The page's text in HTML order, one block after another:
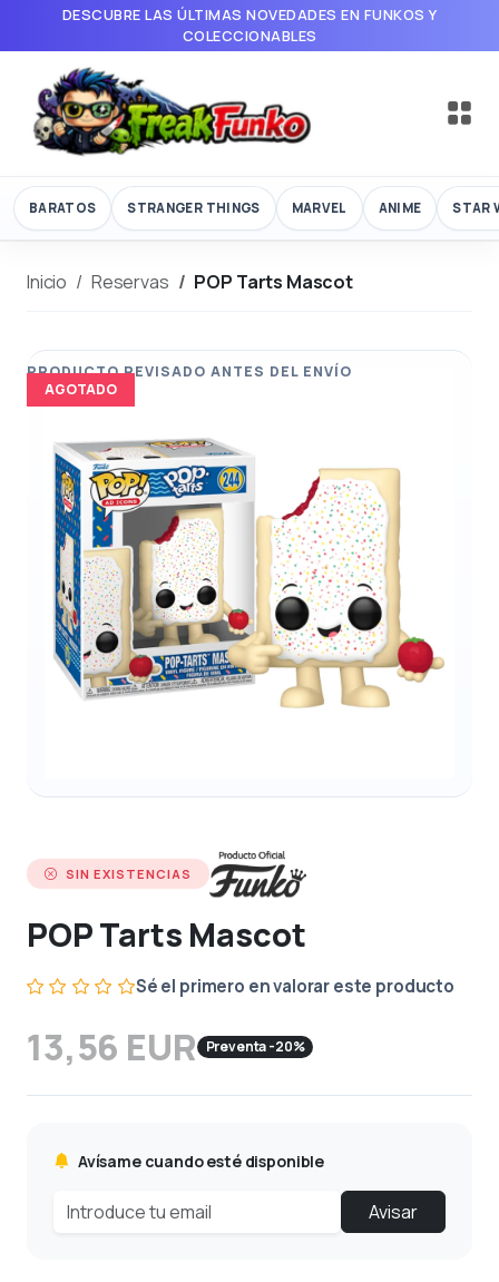
DESCUBRE LAS ÚLTIMAS NOVEDADES EN FUNKOS Y
COLECCIONABLES
BARATOS STRANGER THINGS MARVEL ANIME STAR
Inicio Reservas POP Tarts Mascot
AGOTADO
SIN EXISTENCIAS
POP Tarts Mascot
Sé el primero en valorar este producto
13,56 EUR Preventa -20%
Avísame cuando esté disponible
Avisar